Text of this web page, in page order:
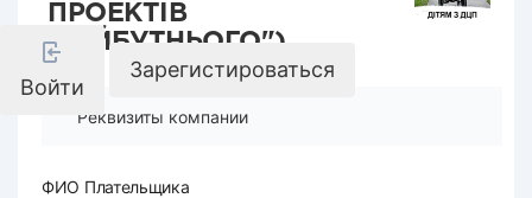
Войти
Зарегистироваться
ПРОЕКТІВ
МАЙБУТНЬОГО")
Реквизиты компании
ФИО Плательщика